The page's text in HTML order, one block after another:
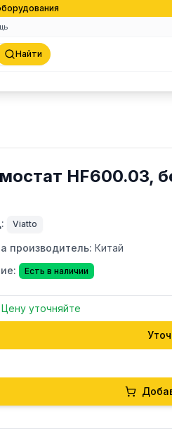
Найти
HF600.03,
Viatto
производитель: Китай
Есть в наличии
Цену уточняйте